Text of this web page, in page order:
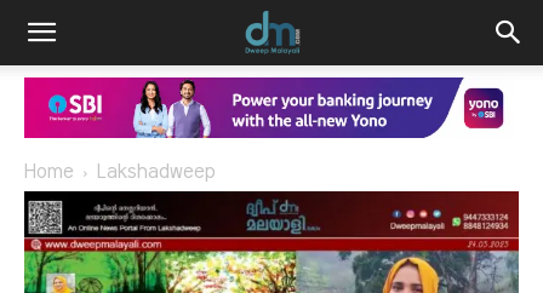
Home Lakshadweep